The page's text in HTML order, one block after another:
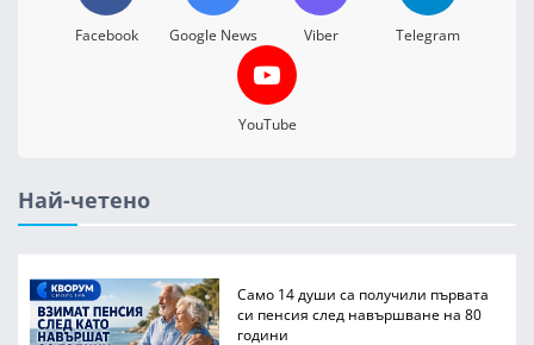
Facebook Google News Viber Telegram
YouTube
Най-четено
Само 14 души са получили първата
си пенсия след навършване на 80
години